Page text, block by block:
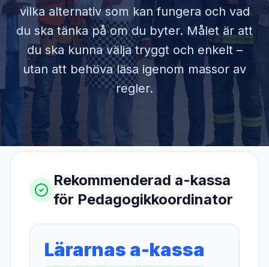
vilka alternativ som kan fungera och vad
du ska tänka på om du byter. Målet är att
du ska kunna välja tryggt och enkelt –
utan att behöva läsa igenom massor av
regler.
Rekommenderad a-kassa
för Pedagogikkoordinator
Lärarnas a-kassa